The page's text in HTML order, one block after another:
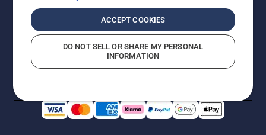
tilgjengelig for direkte kjøp.
Rapportering av mistanker om regelbruddÅpenhetsloven
Likestilling
ACCEPT COOKIES
DO NOT SELL OR SHARE MY PERSONAL
INFORMATION